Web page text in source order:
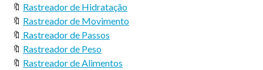
🔖 Rastreador de Hidratação
🔖 Rastreador de Movimento
🔖 Rastreador de Passos
🔖 Rastreador de Peso
🔖 Rastreador de Alimentos